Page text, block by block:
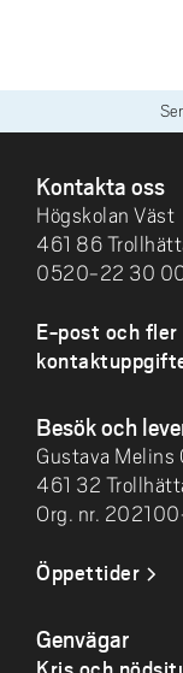
Kontakta oss
Högskolan Väst
461 86
0520-22 30
E-post och fler
Besök och
Gustava Melins
461 32
Org. nr.
Öppettider
Genvägar